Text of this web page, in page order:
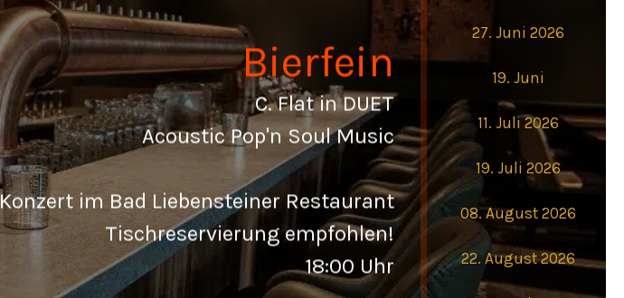
Bierfein
C. Flat in DUET
Acoustic Pop'n Soul Music
Konzert im Bad Liebensteiner Restaurant
Tischreservierung empfohlen!
18:00 Uhr
27. Juni 2026
19. Juni
11. Juli 2026
19. Juli 2026
08. August 2026
22. August 2026